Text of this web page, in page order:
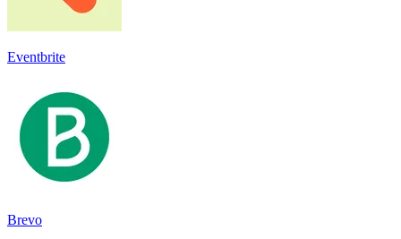
Eventbrite
Brevo